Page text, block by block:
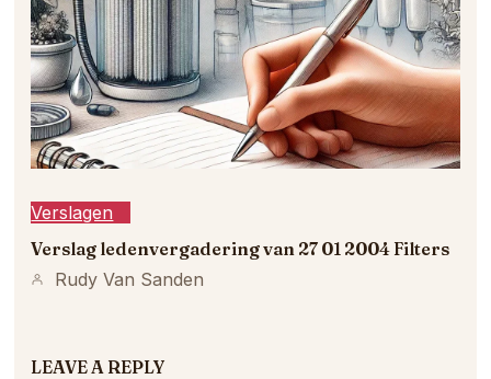
Verslagen
Verslag ledenvergadering van 27 01 2004 Filters
Rudy Van Sanden
LEAVE A REPLY